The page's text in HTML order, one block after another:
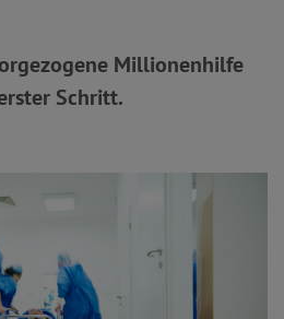
Millionenhilfe
Schritt.